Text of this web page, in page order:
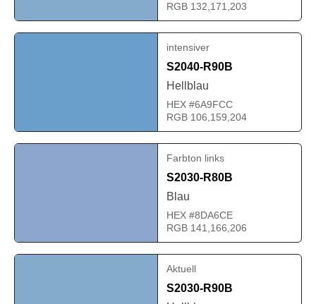
RGB 132,171,203
intensiver
S2040-R90B
Hellblau
HEX #6A9FCC
RGB 106,159,204
Farbton links
S2030-R80B
Blau
HEX #8DA6CE
RGB 141,166,206
Aktuell
S2030-R90B